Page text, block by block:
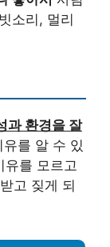
소리, 멀리
과 환경을 잘
를 알 수 있
유를 모르고
고 짖게 되